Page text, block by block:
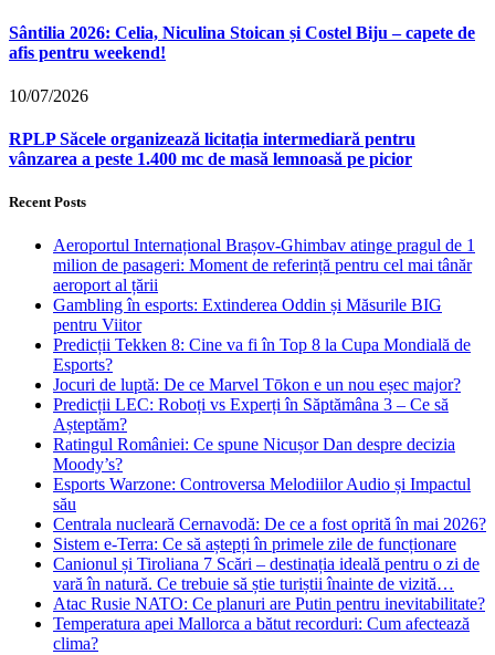
Sântilia 2026: Celia, Niculina Stoican și Costel Biju – capete de
afis pentru weekend!
10/07/2026
RPLP Săcele organizează licitația intermediară pentru
vânzarea a peste 1.400 mc de masă lemnoasă pe picior
Recent Posts
Aeroportul Internațional Brașov‑Ghimbav atinge pragul de 1
milion de pasageri: Moment de referință pentru cel mai tânăr
aeroport al țării
Gambling în esports: Extinderea Oddin și Măsurile BIG
pentru Viitor
Predicții Tekken 8: Cine va fi în Top 8 la Cupa Mondială de
Esports?
Jocuri de luptă: De ce Marvel Tōkon e un nou eșec major?
Predicții LEC: Roboți vs Experți în Săptămâna 3 – Ce să
Așteptăm?
Ratingul României: Ce spune Nicușor Dan despre decizia
Moody’s?
Esports Warzone: Controversa Melodiilor Audio și Impactul
său
Centrala nucleară Cernavodă: De ce a fost oprită în mai 2026?
Sistem e-Terra: Ce să aștepți în primele zile de funcționare
Canionul și Tiroliana 7 Scări – destinația ideală pentru o zi de
vară în natură. Ce trebuie să știe turiștii înainte de vizită…
Atac Rusie NATO: Ce planuri are Putin pentru inevitabilitate?
Temperatura apei Mallorca a bătut recorduri: Cum afectează
clima?